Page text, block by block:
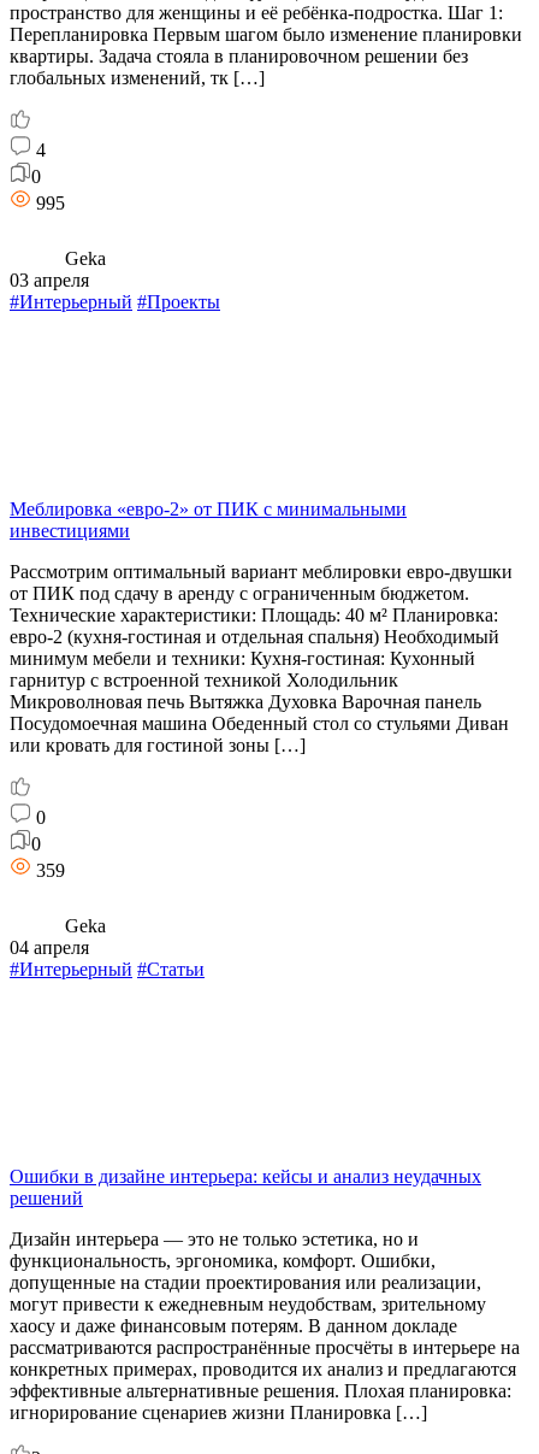
пространство для женщины и её ребёнка-подростка. Шаг 1:
Перепланировка Первым шагом было изменение планировки
квартиры. Задача стояла в планировочном решении без
глобальных изменений, тк […]
4
0
995
Geka
03 апреля
#Интерьерный #Проекты
Меблировка «евро-2» от ПИК с минимальными
инвестициями
Рассмотрим оптимальный вариант меблировки евро-двушки
от ПИК под сдачу в аренду с ограниченным бюджетом.
Технические характеристики: Площадь: 40 м² Планировка:
евро-2 (кухня-гостиная и отдельная спальня) Необходимый
минимум мебели и техники: Кухня-гостиная: Кухонный
гарнитур с встроенной техникой Холодильник
Микроволновая печь Вытяжка Духовка Варочная панель
Посудомоечная машина Обеденный стол со стульями Диван
или кровать для гостиной зоны […]
0
0
359
Geka
04 апреля
#Интерьерный #Статьи
Ошибки в дизайне интерьера: кейсы и анализ неудачных
решений
Дизайн интерьера — это не только эстетика, но и
функциональность, эргономика, комфорт. Ошибки,
допущенные на стадии проектирования или реализации,
могут привести к ежедневным неудобствам, зрительному
хаосу и даже финансовым потерям. В данном докладе
рассматриваются распространённые просчёты в интерьере на
конкретных примерах, проводится их анализ и предлагаются
эффективные альтернативные решения. Плохая планировка:
игнорирование сценариев жизни Планировка […]